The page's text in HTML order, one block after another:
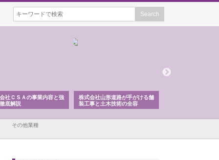
社ＣＳＡの事業内容と強
底解説
株式会社山形道路が手がける舗
装工事と土木技術の全容
その他業種